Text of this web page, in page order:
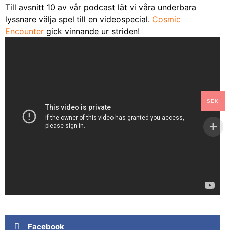
Till avsnitt 10 av vår podcast lät vi våra underbara
lyssnare välja spel till en videospecial. Cosmic
Encounter gick vinnande ur striden!
Facebook
SEK